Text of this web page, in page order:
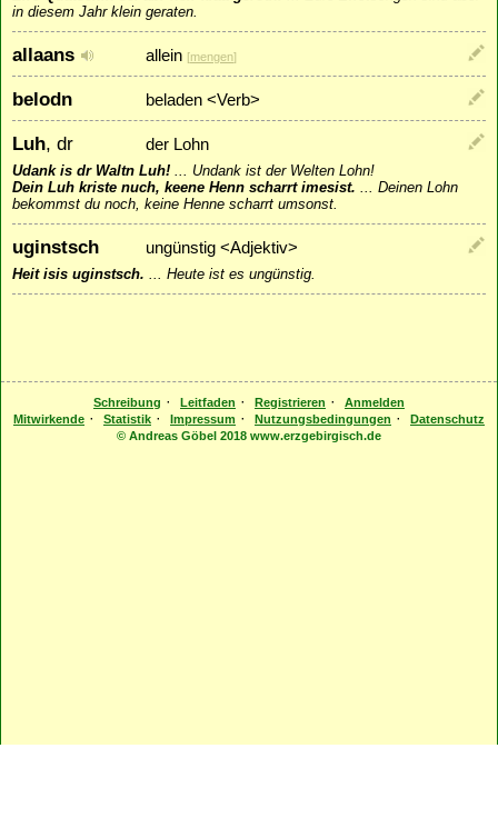
in diesem Jahr klein geraten.
allaans allein [mengen]
belodn beladen <Verb>
Luh, dr der Lohn
Udank is dr Waltn Luh! ... Undank ist der Welten Lohn!
Dein Luh kriste nuch, keene Henn scharrt imesist. ... Deinen Lohn
bekommst du noch, keine Henne scharrt umsonst.
uginstsch ungünstig <Adjektiv>
Heit isis uginstsch. ... Heute ist es ungünstig.
Schreibung · Leitfaden · Registrieren ·
Anmelden
Mitwirkende · Statistik · Impressum · Nutzungsbedingungen ·
Datenschutz
© Andreas Göbel 2018 www.erzgebirgisch.de